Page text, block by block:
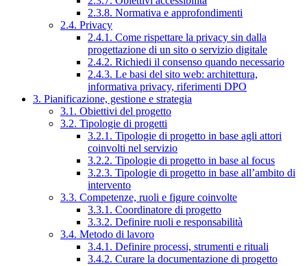
2.3.8. Normativa e approfondimenti
2.4. Privacy
2.4.1. Come rispettare la privacy sin dalla
progettazione di un sito o servizio digitale
2.4.2. Richiedi il consenso quando necessario
2.4.3. Le basi del sito web: architettura,
informativa privacy, riferimenti DPO
3. Pianificazione, gestione e strategia
3.1. Obiettivi del progetto
3.2. Tipologie di progetti
3.2.1. Tipologie di progetto in base agli attori
coinvolti nel servizio
3.2.2. Tipologie di progetto in base al focus
3.2.3. Tipologie di progetto in base all’ambito di
intervento
3.3. Competenze, ruoli e figure coinvolte
3.3.1. Coordinatore di progetto
3.3.2. Definire ruoli e responsabilità
3.4. Metodo di lavoro
3.4.1. Definire processi, strumenti e rituali
3.4.2. Curare la documentazione di progetto